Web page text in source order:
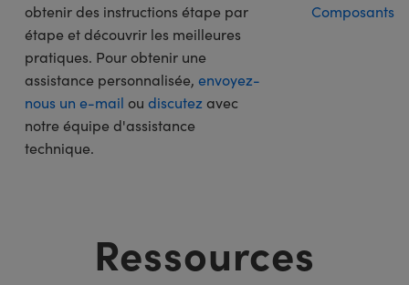
obtenir des instructions étape par
étape et découvrir les meilleures
pratiques. Pour obtenir une
assistance personnalisée, envoyez-
nous un e-mail ou discutez avec
notre équipe d'assistance
technique.
Composants
Ressources